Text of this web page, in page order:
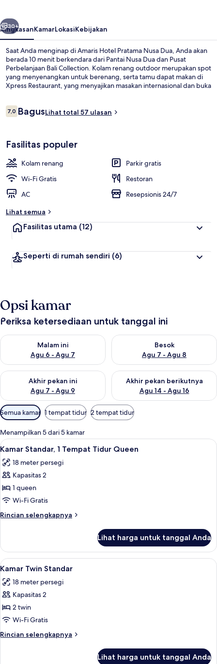
Berikutnya
30+
RingkasanKamarLokasiKebijakan
Saat Anda menginap di Amaris Hotel Pratama Nusa Dua, Anda akan
berada 10 menit berkendara dari Pantai Nusa Dua dan Pusat
Perbelanjaan Bali Collection. Kolam renang outdoor merupakan spot
yang menyenangkan untuk berenang, serta tamu dapat makan di
Xpress Restaurant, yang menyajikan masakan internasional dan buka
Ulasan
7,07,0 dari 10
BagusLihat total 57 ulasan
Fasilitas populer
Kolam renang
Parkir gratis
Wi-Fi Gratis
Restoran
AC
Resepsionis 24/7
Lihat semua
Fasilitas utama (12)
Seperti di rumah sendiri (6)
Opsi kamar
Periksa ketersediaan untuk tanggal ini
Malam ini
Agu 6 - Agu 7
Periksa ketersediaan untuk malam ini Agu 6 - Agu 7
Besok
Agu 7 - Agu 8
Periksa ketersediaan untuk
Akhir pekan ini
Agu 7 - Agu 9
Periksa ketersediaan untuk akhir pekan ini Agu 7 - Agu 9
Akhir pekan berikutnya
Agu 14 - Agu 16
Periksa ketersediaan untuk
Filter
tersedia
untuk
kamar
Semua kamar 1 tempat tidur 2 tempat tidur
Menampilkan 5 dari 5 kamar
Lihat
semua
foto
untuk
Kamar
Standar,
1
Tempat
Queen
Kamar Standar, 1 Tempat Tidur
4
Kamar Standar, 1 Tempat Tidur Queen
18 meter persegi
Kapasitas 2
1 queen
Wi-Fi Gratis
Rincian selengkapnya
Rincian
Kamar
Standar,
1
Tidur
Queen
Lihat harga untuk tanggal Anda
Lihat
semua
foto
untuk
Kamar
Twin
Standar
Kamar Twin Standar | Brankas, meja
4
Kamar Twin Standar
18 meter persegi
Kapasitas 2
2 twin
Wi-Fi Gratis
Rincian selengkapnya
Rincian
Lihat harga untuk tanggal Anda